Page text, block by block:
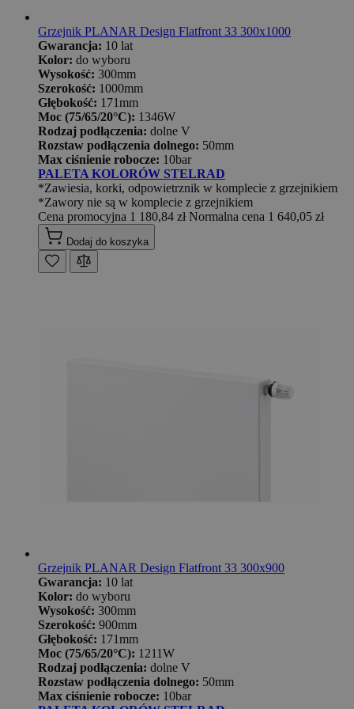
Grzejnik PLANAR Design Flatfront 33 300x1000
Gwarancja: 10 lat
Kolor: do wyboru
Wysokość: 300mm
Szerokość: 1000mm
Głębokość: 171mm
Moc (75/65/20°C): 1346W
Rodzaj podłączenia: dolne V
Rozstaw podłączenia dolnego: 50mm
Max ciśnienie robocze: 10bar
PALETA KOLORÓW STELRAD
*Zawiesia, korki, odpowietrznik w komplecie z grzejnikiem
*Zawory nie są w komplecie z grzejnikiem
Cena promocyjna 1 180,84 zł Normalna cena 1 640,05 zł
Dodaj do koszyka
Grzejnik PLANAR Design Flatfront 33 300x900
Gwarancja: 10 lat
Kolor: do wyboru
Wysokość: 300mm
Szerokość: 900mm
Głębokość: 171mm
Moc (75/65/20°C): 1211W
Rodzaj podłączenia: dolne V
Rozstaw podłączenia dolnego: 50mm
Max ciśnienie robocze: 10bar